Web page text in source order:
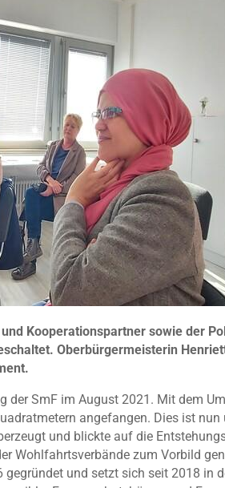
Kooperationspartner sowie der
Oberbürgermeisterin
der SmF im August 2021. Mit dem
angefangen. Dies ist
und blickte auf die
Wohlfahrtsverbände zum Vorbild
und setzt sich seit 2018 in